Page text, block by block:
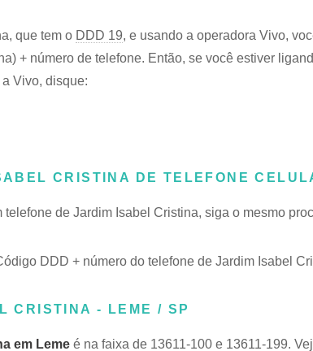
que tem o DDD 19, e usando a operadora Vivo,
+ número de telefone. Então, se você estiver
Vivo, disque:
CRISTINA DE TELEFONE
de Jardim Isabel Cristina, siga o mesmo
DDD + número do telefone de Jardim Isabel
CRISTINA - LEME / SP
em Leme é na faixa de 13611-100 e 13611-199.